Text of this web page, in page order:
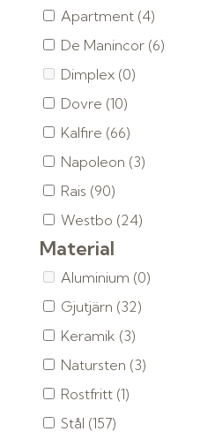
Apartment (4)
De Manincor (6)
Dimplex (0)
Dovre (10)
Kalfire (66)
Napoleon (3)
Rais (90)
Westbo (24)
Material
Aluminium (0)
Gjutjärn (32)
Keramik (3)
Natursten (3)
Rostfritt (1)
Stål (157)